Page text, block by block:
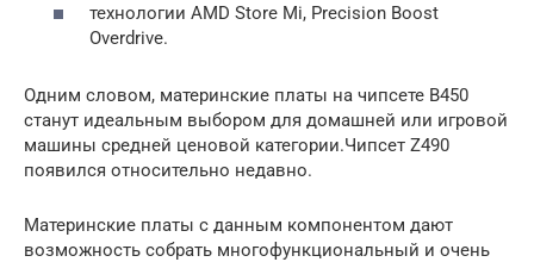
технологии AMD Store Mi, Precision Boost
Overdrive.
Одним словом, материнские платы на чипсете B450
станут идеальным выбором для домашней или игровой
машины средней ценовой категории.Чипсет Z490
появился относительно недавно.
Материнские платы с данным компонентом дают
возможность собрать многофункциональный и очень